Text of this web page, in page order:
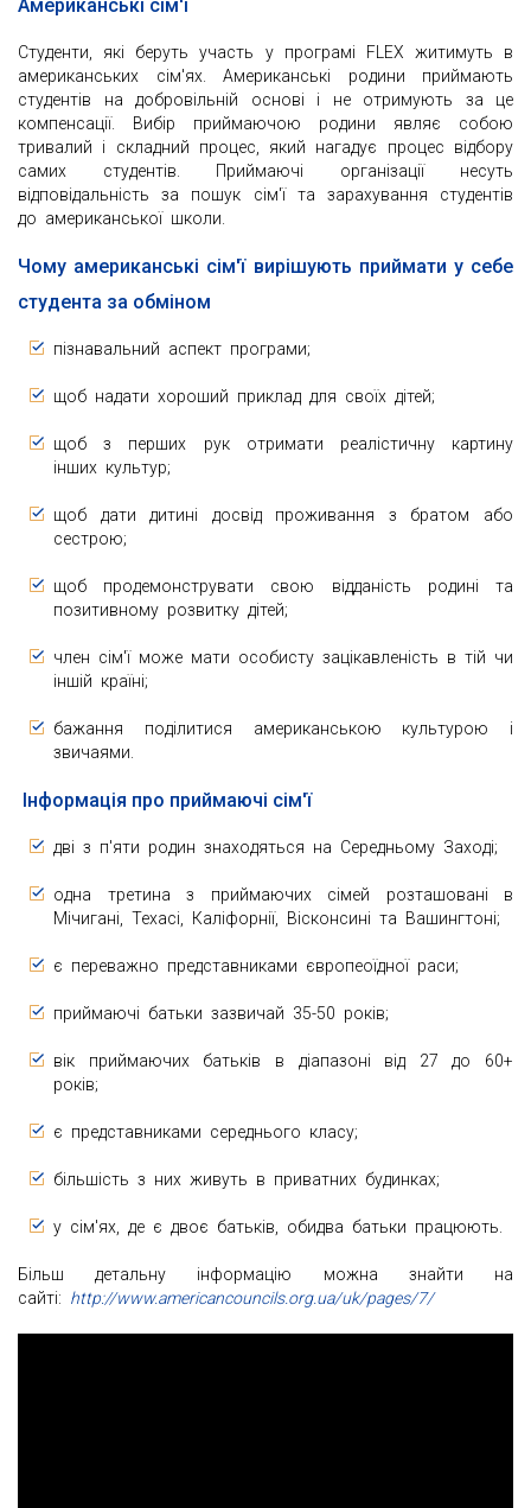
Американські сім'ї
Студенти, які беруть участь у програмі FLEX житимуть в
американських сім'ях. Американські родини приймають
студентів на добровільній основі і не отримують за це
компенсації. Вибір приймаючою родини являє собою
тривалий і складний процес, який нагадує процес відбору
самих студентів. Приймаючі організації несуть
відповідальність за пошук сім'ї та зарахування студентів
до американської школи.
Чому американські сім'ї вирішують приймати у себе
студента за обміном
пізнавальний аспект програми;
щоб надати хороший приклад для своїх дітей;
щоб з перших рук отримати реалістичну картину
інших культур;
щоб дати дитині досвід проживання з братом або
сестрою;
щоб продемонструвати свою відданість родині та
позитивному розвитку дітей;
член сім'ї може мати особисту зацікавленість в тій чи
іншій країні;
бажання поділитися американською культурою і
звичаями.
Інформація про приймаючі сім'ї
дві з п'яти родин знаходяться на Середньому Заході;
одна третина з приймаючих сімей розташовані в
Мічигані, Техасі, Каліфорнії, Вісконсині та Вашингтоні;
є переважно представниками європеоїдної раси;
приймаючі батьки зазвичай 35-50 років;
вік приймаючих батьків в діапазоні від 27 до 60+
років;
є представниками середнього класу;
більшість з них живуть в приватних будинках;
у сім'ях, де є двоє батьків, обидва батьки працюють.
Більш детальну інформацію можна знайти на
сайті: http://www.americancouncils.org.ua/uk/pages/7/